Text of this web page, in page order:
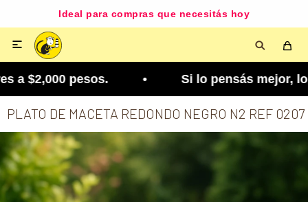
Ideal para compras que necesitás hoy

a $2,000 pesos. • Si lo pensás mejor, lo
PLATO DE MACETA REDONDO NEGRO N2 REF 0207